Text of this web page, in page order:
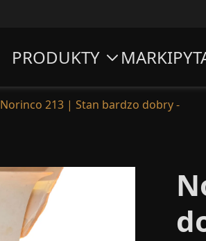
PRODUKTY MARKI
Norinco 213 | Stan bardzo dobry -